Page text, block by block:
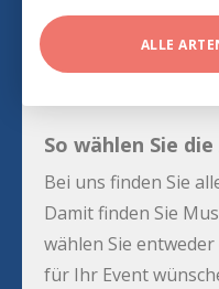
ALLE
So wählen Sie
Bei uns finden Sie
Damit finden Sie
wählen Sie
für Ihr Event